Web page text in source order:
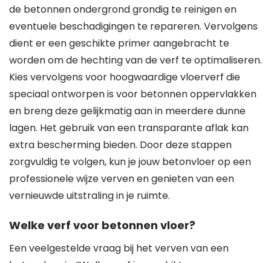
de betonnen ondergrond grondig te reinigen en
eventuele beschadigingen te repareren. Vervolgens
dient er een geschikte primer aangebracht te
worden om de hechting van de verf te optimaliseren.
Kies vervolgens voor hoogwaardige vloerverf die
speciaal ontworpen is voor betonnen oppervlakken
en breng deze gelijkmatig aan in meerdere dunne
lagen. Het gebruik van een transparante aflak kan
extra bescherming bieden. Door deze stappen
zorgvuldig te volgen, kun je jouw betonvloer op een
professionele wijze verven en genieten van een
vernieuwde uitstraling in je ruimte.
Welke verf voor betonnen vloer?
Een veelgestelde vraag bij het verven van een